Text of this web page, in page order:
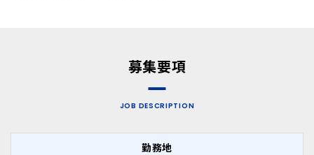
募集要項
JOB DESCRIPTION
勤務地